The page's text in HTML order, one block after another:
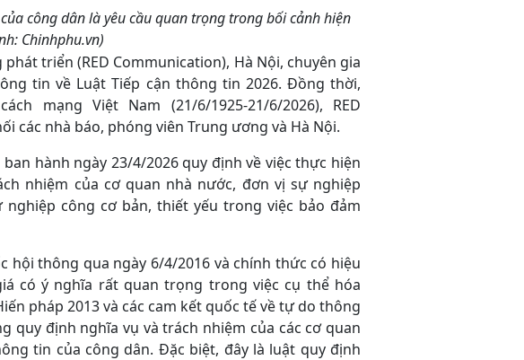
công dân là yêu cầu quan trọng trong bối cảnh hiện
Chinhphu.vn)
triển (RED Communication), Hà Nội, chuyên gia
tin về Luật Tiếp cận thông tin 2026. Đồng thời,
mạng Việt Nam (21/6/1925-21/6/2026), RED
các nhà báo, phóng viên Trung ương và Hà Nội.
hành ngày 23/4/2026 quy định về việc thực hiện
nhiệm của cơ quan nhà nước, đơn vị sự nghiệp
công cơ bản, thiết yếu trong việc bảo đảm
hội thông qua ngày 6/4/2016 và chính thức có hiệu
có ý nghĩa rất quan trọng trong việc cụ thể hóa
pháp 2013 và các cam kết quốc tế về tự do thông
quy định nghĩa vụ và trách nhiệm của các cơ quan
tin của công dân. Đặc biệt, đây là luật quy định